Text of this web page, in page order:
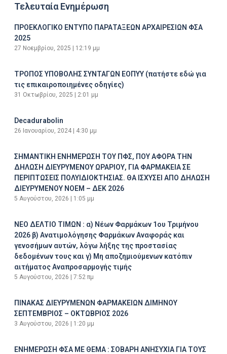
Τελευταία Ενημέρωση
ΠΡΟΕΚΛΟΓΙΚΟ ΕΝΤΥΠΟ ΠΑΡΑΤΑΞΕΩΝ ΑΡΧΑΙΡΕΣΙΩΝ ΦΣΑ
2025
27 Νοεμβρίου, 2025 12:19 μμ
ΤΡΟΠΟΣ ΥΠΟΒΟΛΗΣ ΣΥΝΤΑΓΩΝ ΕΟΠΥΥ (πατήστε εδώ για
τις επικαιροποιημένες οδηγίες)
31 Οκτωβρίου, 2025 2:01 μμ
Decadurabolin
26 Ιανουαρίου, 2024 4:30 μμ
ΣΗΜΑΝΤΙΚΗ ΕΝΗΜΕΡΩΣΗ ΤΟΥ ΠΦΣ, ΠΟΥ ΑΦΟΡΑ ΤΗΝ
ΔΗΛΩΣΗ ΔΙΕΥΡΥΜΕΝΟΥ ΩΡΑΡΙΟΥ, ΓΙΑ ΦΑΡΜΑΚΕΙΑ ΣΕ
ΠΕΡΙΠΤΩΣΕΙΣ ΠΟΛΥΙΔΙΟΚΤΗΣΙΑΣ. ΘΑ ΙΣΧΥΣΕΙ ΑΠΟ ΔΗΛΩΣΗ
ΔΙΕΥΡΥΜΕΝΟΥ ΝΟΕΜ – ΔΕΚ 2026
5 Αυγούστου, 2026 1:05 μμ
ΝΕΟ ΔΕΛΤΙΟ ΤΙΜΩΝ : α) Νέων Φαρμάκων 1ου Τριμήνου
2026 β) Ανατιμολόγησης Φαρμάκων Αναφοράς και
γενοσήμων αυτών, λόγω λήξης της προστασίας
δεδομένων τους και γ) Μη αποζημιούμενων κατόπιν
αιτήματος Αναπροσαρμογής τιμής
5 Αυγούστου, 2026 7:52 πμ
ΠΙΝΑΚΑΣ ΔΙΕΥΡΥΜΕΝΩΝ ΦΑΡΜΑΚΕΙΩΝ ΔΙΜΗΝΟΥ
ΣΕΠΤΕΜΒΡΙΟΣ – ΟΚΤΩΒΡΙΟΣ 2026
3 Αυγούστου, 2026 1:20 μμ
ΕΝΗΜΕΡΩΣΗ ΦΣΑ ΜΕ ΘΕΜΑ : ΣΟΒΑΡΗ ΑΝΗΣΥΧΙΑ ΓΙΑ ΤΟΥΣ